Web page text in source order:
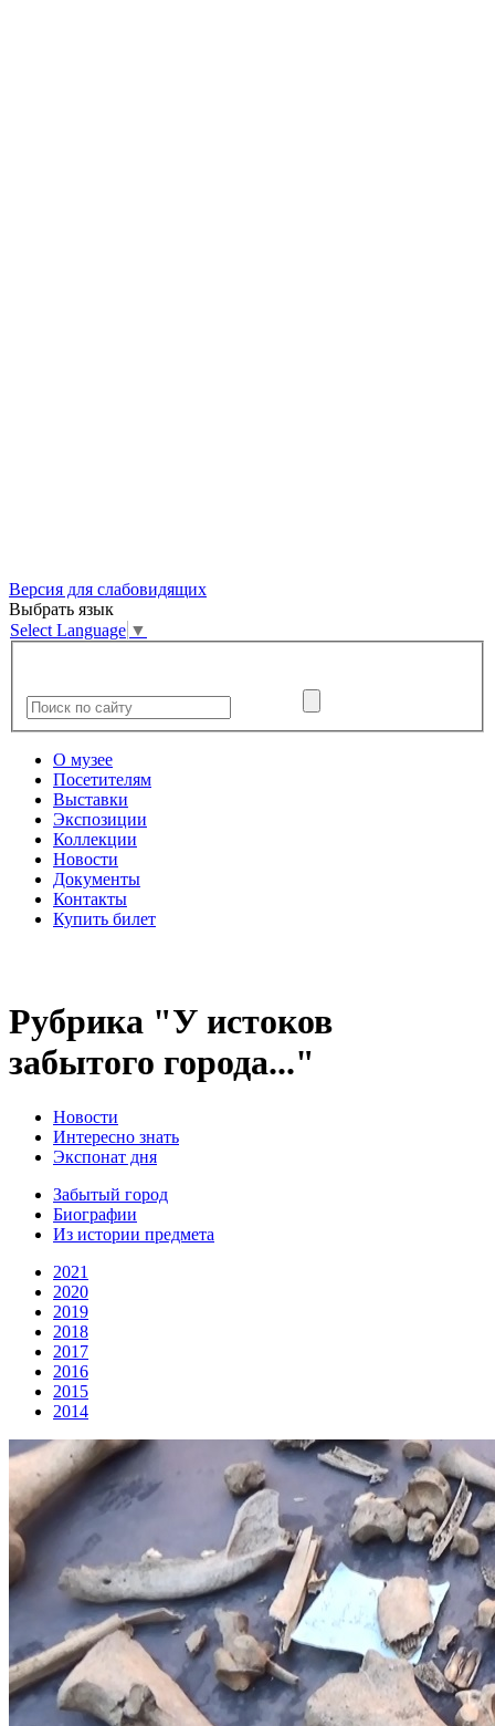
Версия для слабовидящих
Выбрать язык
Select Language ▼
О музее
Посетителям
Выставки
Экспозиции
Коллекции
Новости
Документы
Контакты
Купить билет
Рубрика "У истоков
забытого города..."
Новости
Интересно знать
Экспонат дня
Забытый город
Биографии
Из истории предмета
2021
2020
2019
2018
2017
2016
2015
2014